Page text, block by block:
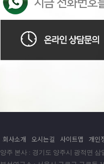
회사소개 오시는길 사이트맵 개인
양주 본사 : 경기도 양주시 광적면 삼